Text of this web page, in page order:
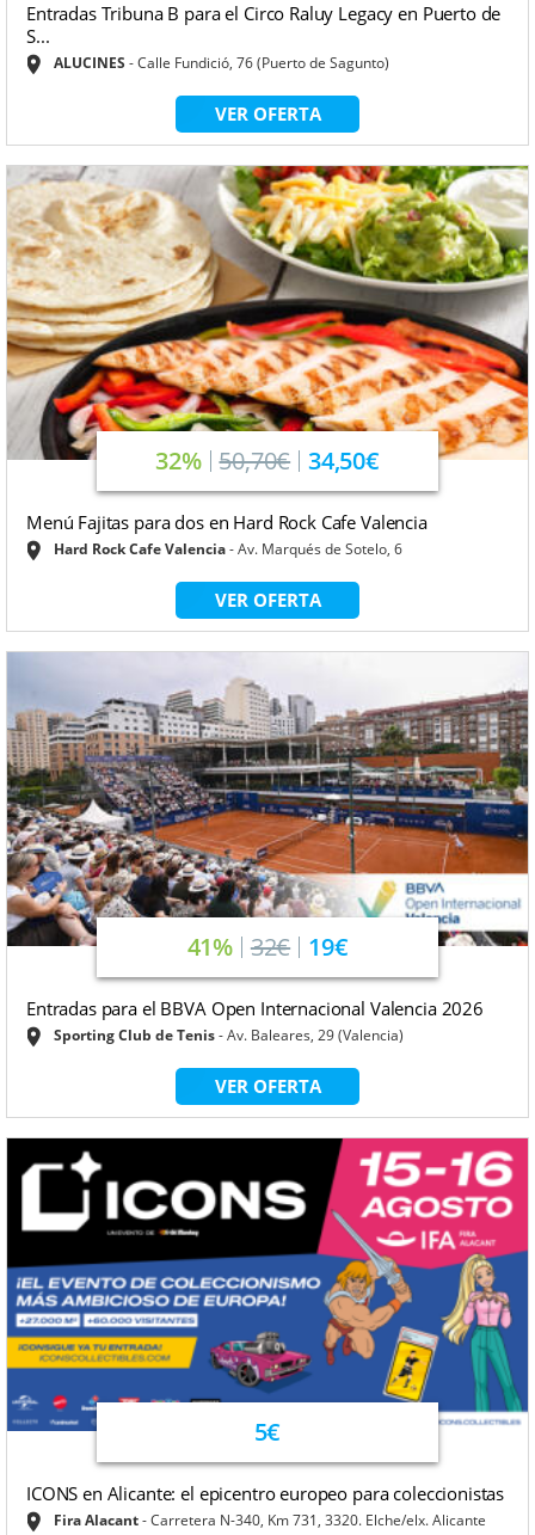
Entradas Tribuna B para el Circo Raluy Legacy en Puerto de
S...
ALUCINES Calle Fundició, 76 (Puerto de Sagunto)
VER OFERTA
32% 50,70€ 34,50€
Menú Fajitas para dos en Hard Rock Cafe Valencia
Hard Rock Cafe Valencia Av. Marqués de Sotelo, 6
VER OFERTA
41% 32€ 19€
Entradas para el BBVA Open Internacional Valencia 2026
Sporting Club de Tenis Av. Baleares, 29 (Valencia)
VER OFERTA
5€
ICONS en Alicante: el epicentro europeo para coleccionistas
Fira Alacant Carretera N-340, Km 731, 3320. Elche/elx. Alicante